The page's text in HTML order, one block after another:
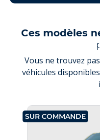
Ces modèles
Vous ne trouvez
véhicules
SUR COMMANDE